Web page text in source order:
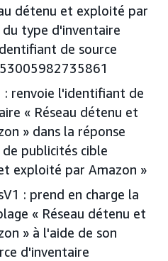
détenu et exploité par
type d'inventaire
de source
: renvoie l'identifiant de
« Réseau détenu et
» dans la réponse
publicités cible
exploité par Amazon »
: prend en charge la
« Réseau détenu et
» à l'aide de son
d'inventaire